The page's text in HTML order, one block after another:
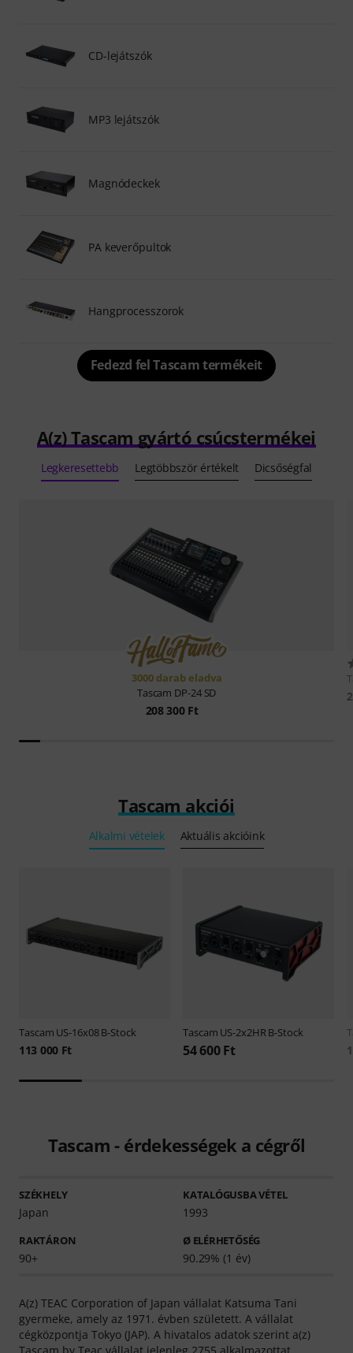
CD-lejátszók
MP3 lejátszók
Magnódeckek
PA keverőpultok
Hangprocesszorok
Fedezd fel Tascam termékeit
A(z) Tascam gyártó csúcstermékei
Legkeresettebb Legtöbbször értékelt Dicsőségfal
3000 darab eladva
Tascam DP-24 SD
208 300 Ft
Tascam akciói
Alkalmi vételek Aktuális akcióink
Tascam US-16x08 B-Stock
113 000 Ft
Tascam US-2x2HR B-Stock
54 600 Ft
Tascam - érdekességek a cégről
SZÉKHELY
Japan
KATALÓGUSBA VÉTEL
1993
RAKTÁRON
90+
Ø ELÉRHETŐSÉG
90.29% (1 év)
A(z) TEAC Corporation of Japan vállalat Katsuma Tani
gyermeke, amely az 1971. évben született. A vállalat
cégközpontja Tokyo (JAP). A hivatalos adatok szerint a(z)